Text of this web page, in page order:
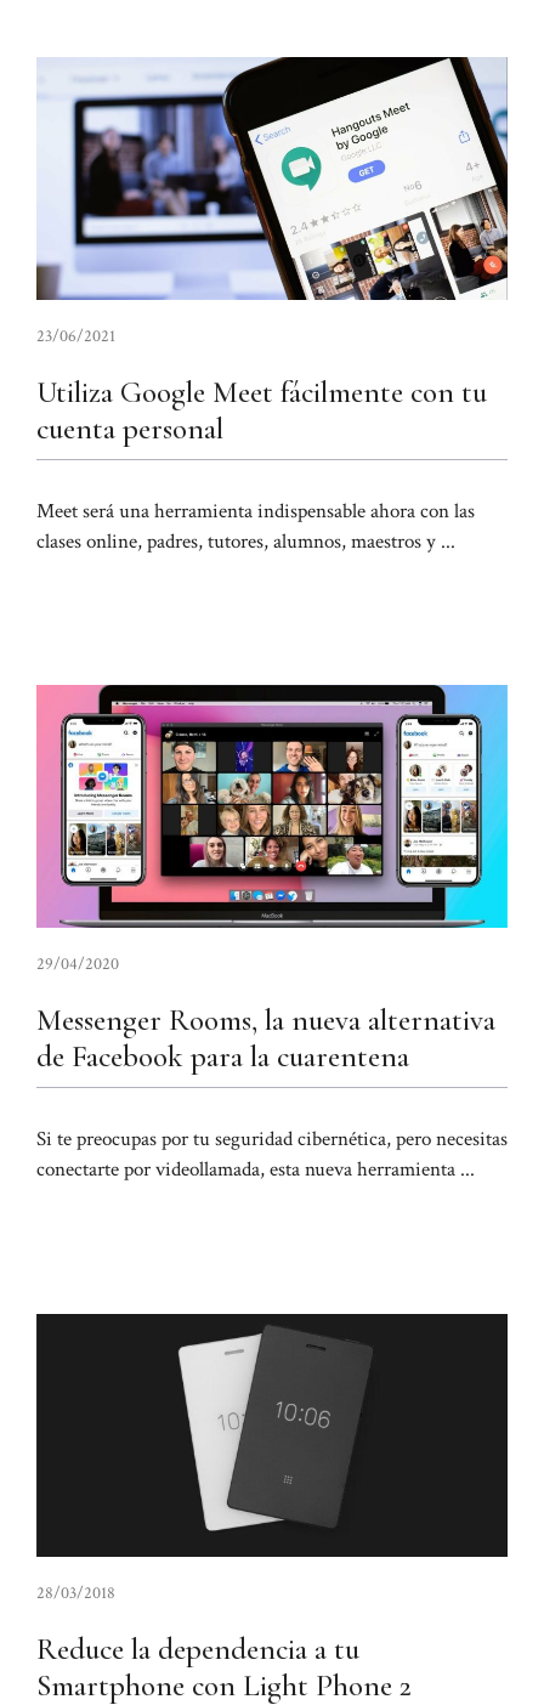
23/06/2021
Utiliza Google Meet fácilmente con tu
cuenta personal
Meet será una herramienta indispensable ahora con las
clases online, padres, tutores, alumnos, maestros y ...
29/04/2020
Messenger Rooms, la nueva alternativa
de Facebook para la cuarentena
Si te preocupas por tu seguridad cibernética, pero necesitas
conectarte por videollamada, esta nueva herramienta ...
28/03/2018
Reduce la dependencia a tu
Smartphone con Light Phone 2